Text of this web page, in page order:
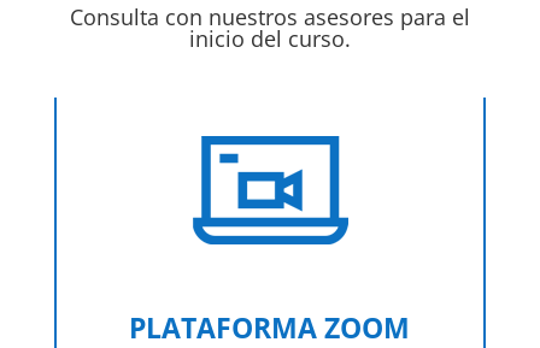
Consulta con nuestros asesores para el
inicio del curso.
PLATAFORMA ZOOM